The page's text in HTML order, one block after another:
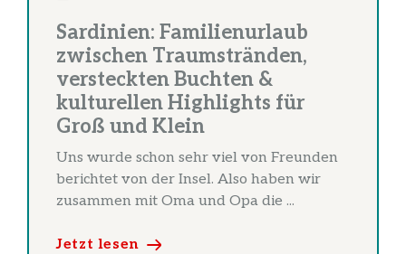
Sardinien: Familienurlaub
zwischen Traumstränden,
versteckten Buchten &
kulturellen Highlights für
Groß und Klein
Uns wurde schon sehr viel von Freunden
berichtet von der Insel. Also haben wir
zusammen mit Oma und Opa die ...
Jetzt lesen